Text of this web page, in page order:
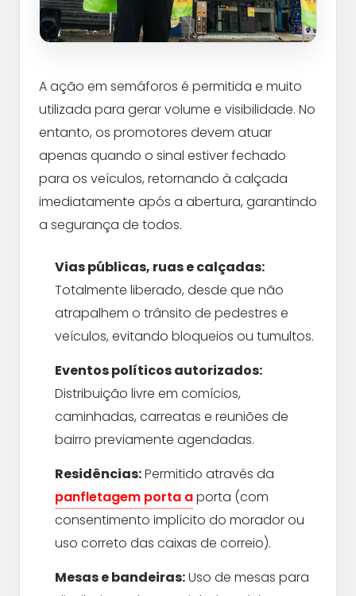
A ação em semáforos é permitida e muito
utilizada para gerar volume e visibilidade. No
entanto, os promotores devem atuar
apenas quando o sinal estiver fechado
para os veículos, retornando à calçada
imediatamente após a abertura, garantindo
a segurança de todos.
Vias públicas, ruas e calçadas:
Totalmente liberado, desde que não
atrapalhem o trânsito de pedestres e
veículos, evitando bloqueios ou tumultos.
Eventos políticos autorizados:
Distribuição livre em comícios,
caminhadas, carreatas e reuniões de
bairro previamente agendadas.
Residências:Permitido através da
panfletagem porta aporta (com
consentimento implícito do morador ou
uso correto das caixas de correio).
Mesas e bandeiras:Uso de mesas para